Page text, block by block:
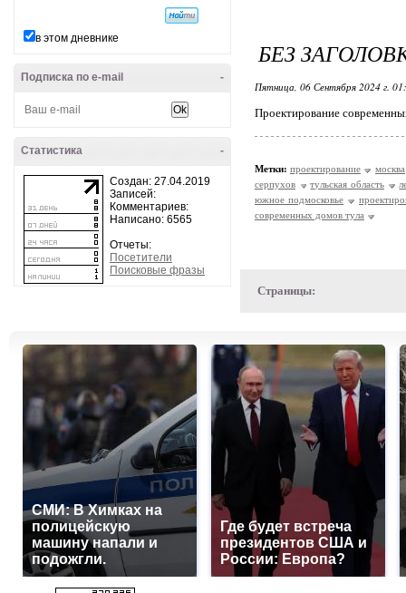
в этом дневнике
-
Подписка по e-mail
-
Статистика
Создан: 27.04.2019
Записей:
Комментариев:
Написано: 6565
Отчеты:
Посетители
Поисковые фразы
БЕЗ
Пятница, 06 Сентября 2024 г.
Проектирование
Метки: проектирование
москва
серпухов
тульская область
южное подмосковье
современных домов тула
Страницы:
СМИ: В Химках на
полицейскую
машину напали и
подожгли.
Где будет встреча
президентов США и
России: Европа?